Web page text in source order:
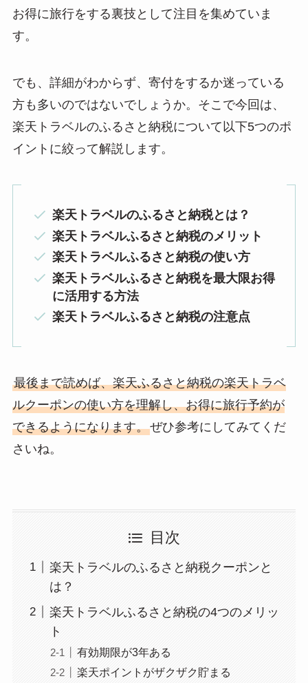
お得に旅行をする裏技として注目を集めていま
す。
でも、詳細がわからず、寄付をするか迷っている
方も多いのではないでしょうか。そこで今回は、
楽天トラベルのふるさと納税について以下5つのポ
イントに絞って解説します。
楽天トラベルのふるさと納税とは？
楽天トラベルふるさと納税のメリット
楽天トラベルふるさと納税の使い方
楽天トラベルふるさと納税を最大限お得
に活用する方法
楽天トラベルふるさと納税の注意点
最後まで読めば、楽天ふるさと納税の楽天トラベ
ルクーポンの使い方を理解し、お得に旅行予約が
できるようになります。ぜひ参考にしてみてくだ
さいね。
目次
楽天トラベルのふるさと納税クーポンと
は？
楽天トラベルふるさと納税の4つのメリッ
ト
有効期限が3年ある
楽天ポイントがザクザク貯まる